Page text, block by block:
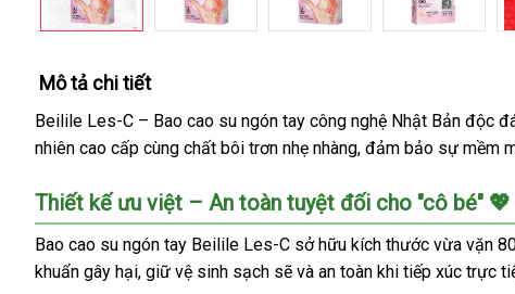
Mô tả chi tiết
Beilile Les-C – Bao cao su ngón tay công nghệ Nhật Bản độc
nhiên cao cấp cùng chất bôi trơn nhẹ nhàng, đảm bảo sự
Thiết kế ưu việt – An toàn tuyệt đối cho "cô bé" 💖
Bao cao su ngón tay Beilile Les-C sở hữu kích thước vừa vặn
khuẩn gây hại, giữ vệ sinh sạch sẽ và an toàn khi tiếp xúc trực